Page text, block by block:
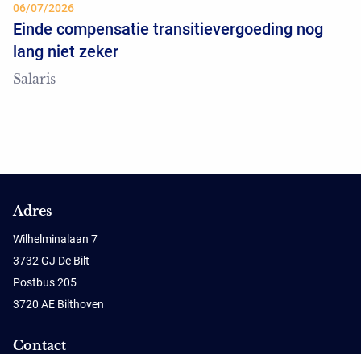
06/07/2026
Einde compensatie transitievergoeding nog
lang niet zeker
Salaris
Adres
Wilhelminalaan 7
3732 GJ De Bilt
Postbus 205
3720 AE Bilthoven
Contact